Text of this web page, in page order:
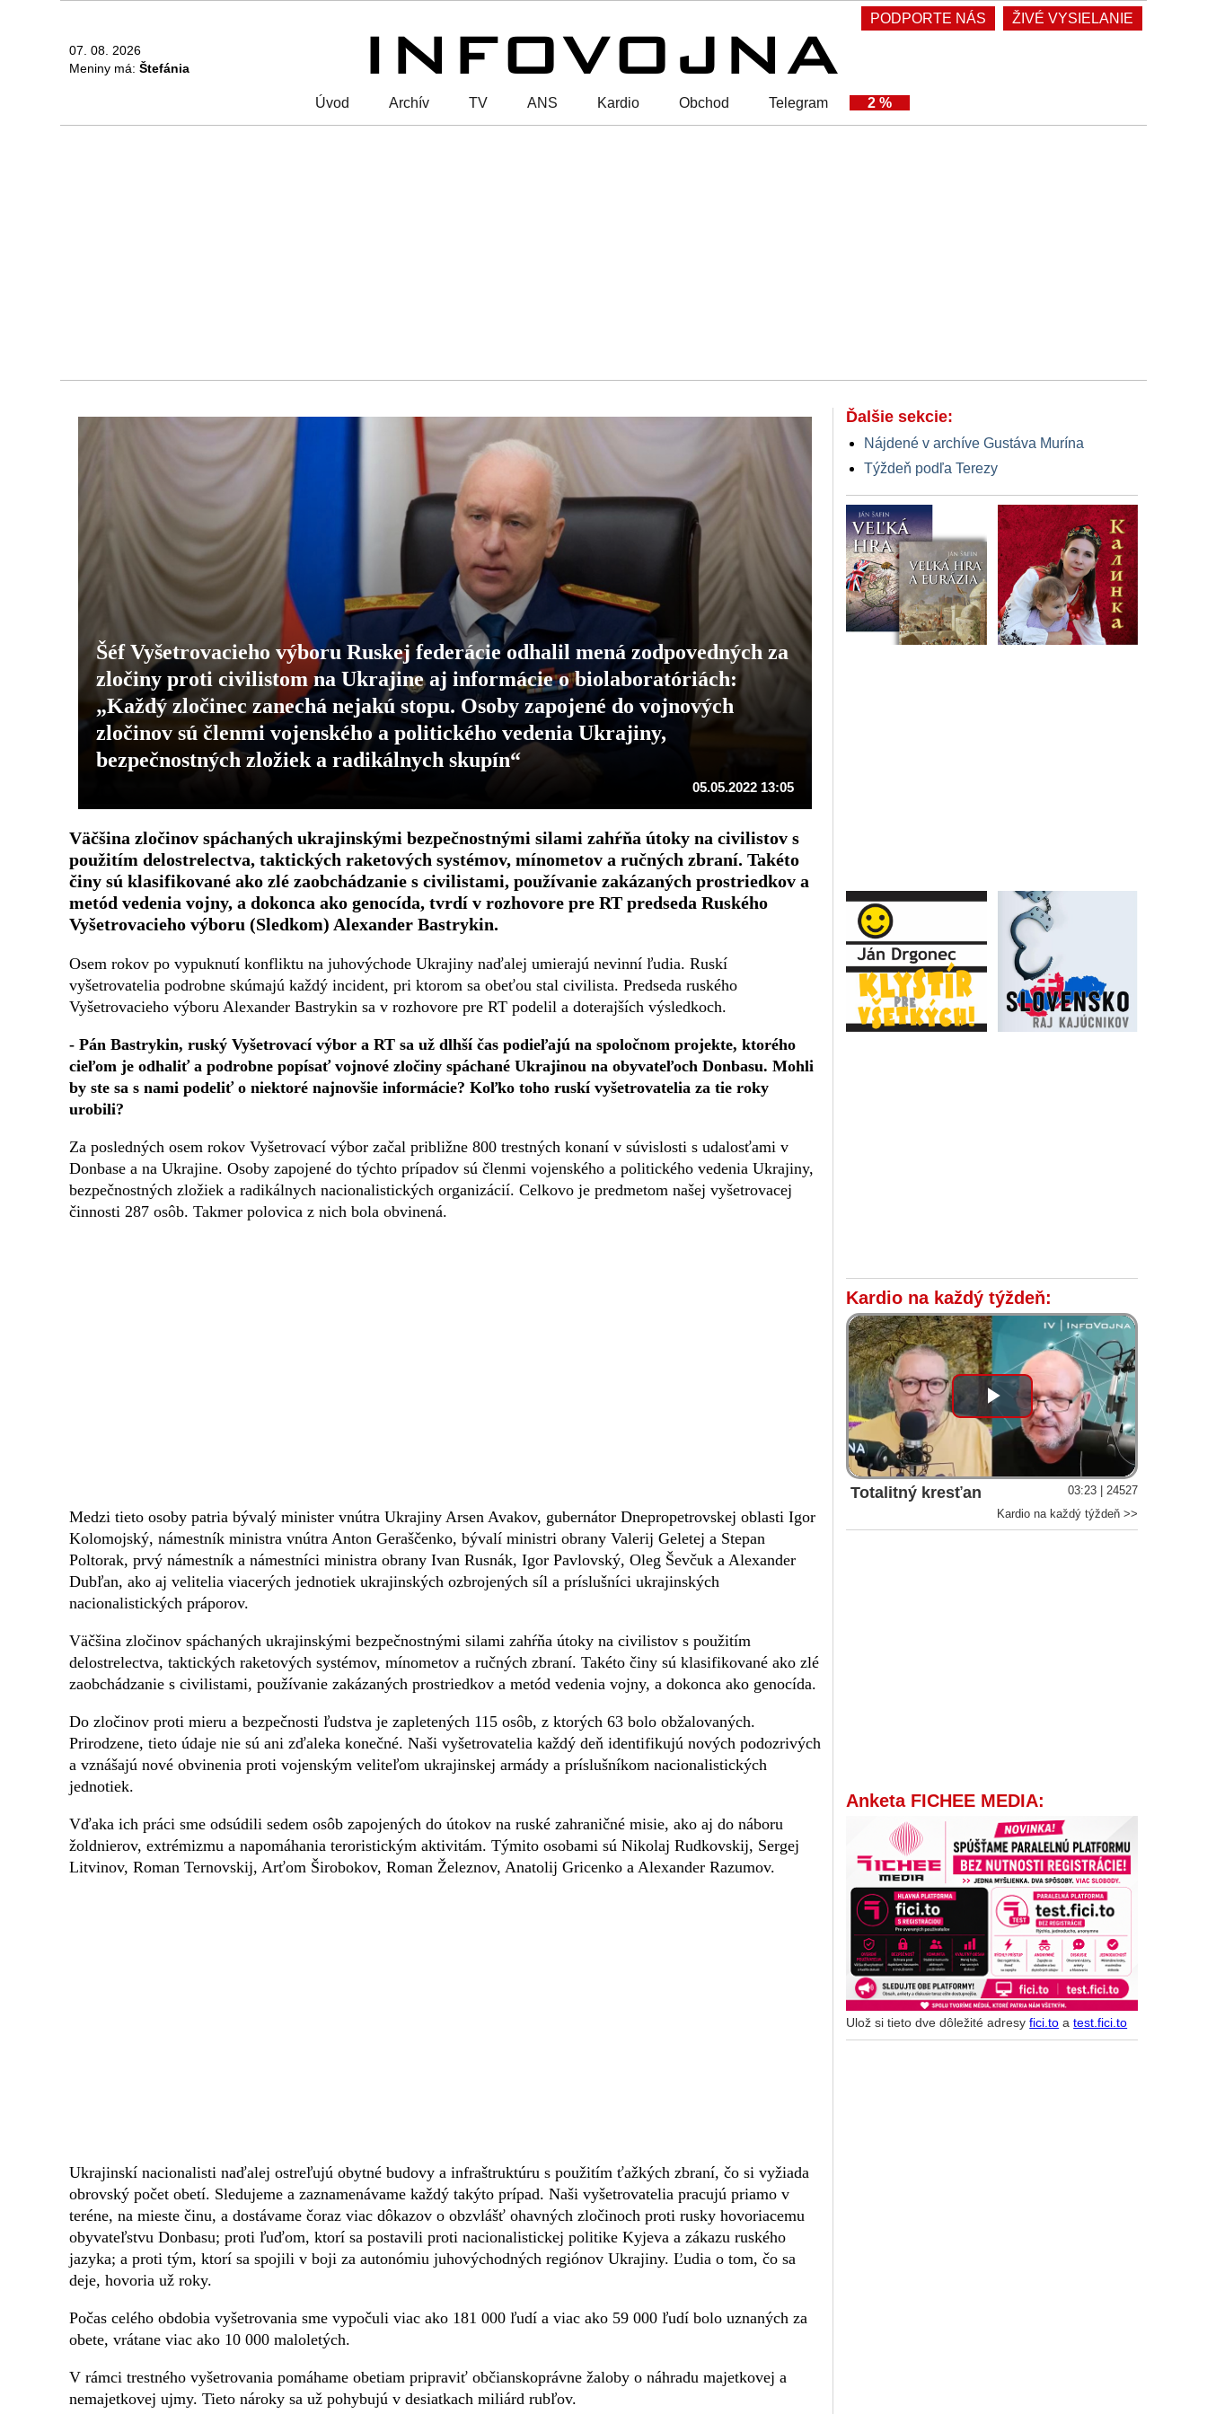
PODPORTE NÁS ŽIVÉ VYSIELANIE
07. 08. 2026
Meniny má: Štefánia
Úvod Archív TV ANS Kardio Obchod Telegram 2 %
Šéf Vyšetrovacieho výboru Ruskej federácie odhalil mená zodpovedných za
zločiny proti civilistom na Ukrajine aj informácie o biolaboratóriách:
„Každý zločinec zanechá nejakú stopu. Osoby zapojené do vojnových
zločinov sú členmi vojenského a politického vedenia Ukrajiny,
bezpečnostných zložiek a radikálnych skupín“
05.05.2022 13:05
Väčšina zločinov spáchaných ukrajinskými bezpečnostnými silami zahŕňa útoky na civilistov s
použitím delostrelectva, taktických raketových systémov, mínometov a ručných zbraní. Takéto
činy sú klasifikované ako zlé zaobchádzanie s civilistami, používanie zakázaných prostriedkov a
metód vedenia vojny, a dokonca ako genocída, tvrdí v rozhovore pre RT predseda Ruského
Vyšetrovacieho výboru (Sledkom) Alexander Bastrykin.
Osem rokov po vypuknutí konfliktu na juhovýchode Ukrajiny naďalej umierajú nevinní ľudia. Ruskí
vyšetrovatelia podrobne skúmajú každý incident, pri ktorom sa obeťou stal civilista. Predseda ruského
Vyšetrovacieho výboru Alexander Bastrykin sa v rozhovore pre RT podelil a doterajších výsledkoch.
- Pán Bastrykin, ruský Vyšetrovací výbor a RT sa už dlhší čas podieľajú na spoločnom projekte, ktorého
cieľom je odhaliť a podrobne popísať vojnové zločiny spáchané Ukrajinou na obyvateľoch Donbasu. Mohli
by ste sa s nami podeliť o niektoré najnovšie informácie? Koľko toho ruskí vyšetrovatelia za tie roky
urobili?
Za posledných osem rokov Vyšetrovací výbor začal približne 800 trestných konaní v súvislosti s udalosťami v
Donbase a na Ukrajine. Osoby zapojené do týchto prípadov sú členmi vojenského a politického vedenia Ukrajiny,
bezpečnostných zložiek a radikálnych nacionalistických organizácií. Celkovo je predmetom našej vyšetrovacej
činnosti 287 osôb. Takmer polovica z nich bola obvinená.
Medzi tieto osoby patria bývalý minister vnútra Ukrajiny Arsen Avakov, gubernátor Dnepropetrovskej oblasti Igor
Kolomojský, námestník ministra vnútra Anton Geraščenko, bývalí ministri obrany Valerij Geletej a Stepan
Poltorak, prvý námestník a námestníci ministra obrany Ivan Rusnák, Igor Pavlovský, Oleg Ševčuk a Alexander
Dubľan, ako aj velitelia viacerých jednotiek ukrajinských ozbrojených síl a príslušníci ukrajinských
nacionalistických práporov.
Väčšina zločinov spáchaných ukrajinskými bezpečnostnými silami zahŕňa útoky na civilistov s použitím
delostrelectva, taktických raketových systémov, mínometov a ručných zbraní. Takéto činy sú klasifikované ako zlé
zaobchádzanie s civilistami, používanie zakázaných prostriedkov a metód vedenia vojny, a dokonca ako genocída.
Do zločinov proti mieru a bezpečnosti ľudstva je zapletených 115 osôb, z ktorých 63 bolo obžalovaných.
Prirodzene, tieto údaje nie sú ani zďaleka konečné. Naši vyšetrovatelia každý deň identifikujú nových podozrivých
a vznášajú nové obvinenia proti vojenským veliteľom ukrajinskej armády a príslušníkom nacionalistických
jednotiek.
Vďaka ich práci sme odsúdili sedem osôb zapojených do útokov na ruské zahraničné misie, ako aj do náboru
žoldnierov, extrémizmu a napomáhania teroristickým aktivitám. Týmito osobami sú Nikolaj Rudkovskij, Sergej
Litvinov, Roman Ternovskij, Arťom Širobokov, Roman Železnov, Anatolij Gricenko a Alexander Razumov.
Ukrajinskí nacionalisti naďalej ostreľujú obytné budovy a infraštruktúru s použitím ťažkých zbraní, čo si vyžiada
obrovský počet obetí. Sledujeme a zaznamenávame každý takýto prípad. Naši vyšetrovatelia pracujú priamo v
teréne, na mieste činu, a dostávame čoraz viac dôkazov o obzvlášť ohavných zločinoch proti rusky hovoriacemu
obyvateľstvu Donbasu; proti ľuďom, ktorí sa postavili proti nacionalistickej politike Kyjeva a zákazu ruského
jazyka; a proti tým, ktorí sa spojili v boji za autonómiu juhovýchodných regiónov Ukrajiny. Ľudia o tom, čo sa
deje, hovoria už roky.
Počas celého obdobia vyšetrovania sme vypočuli viac ako 181 000 ľudí a viac ako 59 000 ľudí bolo uznaných za
obete, vrátane viac ako 10 000 maloletých.
V rámci trestného vyšetrovania pomáhame obetiam pripraviť občianskoprávne žaloby o náhradu majetkovej a
nemajetkovej ujmy. Tieto nároky sa už pohybujú v desiatkach miliárd rubľov.
Ďalšie sekcie:
Nájdené v archíve Gustáva Murína
Týždeň podľa Terezy
Kardio na každý týždeň:
Play
Video
Totalitný kresťan
03:23 | 24527
Kardio na každý týždeň >>
Anketa FICHEE MEDIA:
Ulož si tieto dve dôležité adresyfici.to atest.fici.to